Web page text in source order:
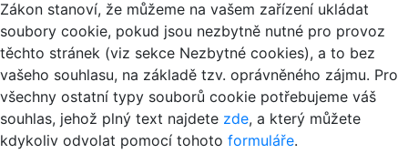
Zákon stanoví, že můžeme na vašem zařízení ukládat
soubory cookie, pokud jsou nezbytně nutné pro provoz
těchto stránek (viz sekce Nezbytné cookies), a to bez
vašeho souhlasu, na základě tzv. oprávněného zájmu. Pro
všechny ostatní typy souborů cookie potřebujeme váš
souhlas, jehož plný text najdete zde, a který můžete
kdykoliv odvolat pomocí tohoto formuláře.